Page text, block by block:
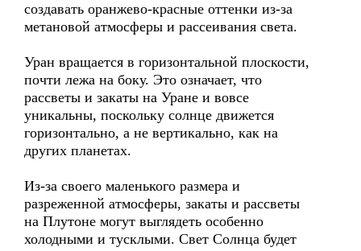
создавать оранжево-красные оттенки из-за
метановой атмосферы и рассеивания света.
Уран вращается в горизонтальной плоскости,
почти лежа на боку. Это означает, что
рассветы и закаты на Уране и вовсе
уникальны, поскольку солнце движется
горизонтально, а не вертикально, как на
других планетах.
Из-за своего маленького размера и
разреженной атмосферы, закаты и рассветы
на Плутоне могут выглядеть особенно
холодными и тусклыми. Свет Солнца будет